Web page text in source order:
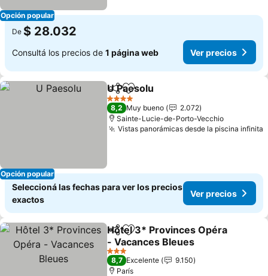
Opción popular
De $ 28.032
Consultá los precios de 1 página web Ver precios
Opción popular
CompartirAñadir a favoritos
U Paesolu
4 Estrellas
8,2 Muy bueno
2.072
Sainte-Lucie-de-Porto-Vecchio
Vistas panorámicas desde la piscina infinita
Seleccioná las fechas para ver los precios
exactos
Ver precios
CompartirAñadir a favoritos
Hôtel 3* Provinces Opéra
- Vacances Bleues
Ver precios
3 Estrellas
8,7 Excelente
9.150
París